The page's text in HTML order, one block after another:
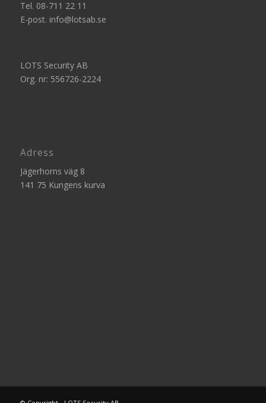
Tel. 08-711 22 11
E-post. info@lotsab.se
LOTS Security AB
Org. nr: 556726-2224
Adress
Jägerhorns väg 8
141 75 Kungens kurva